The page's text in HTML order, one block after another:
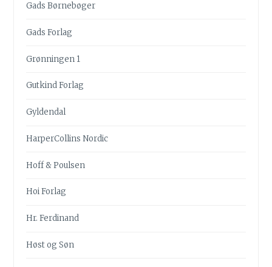
Gads Børnebøger
Gads Forlag
Grønningen 1
Gutkind Forlag
Gyldendal
HarperCollins Nordic
Hoff & Poulsen
Hoi Forlag
Hr. Ferdinand
Høst og Søn